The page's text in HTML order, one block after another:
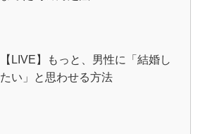
【LIVE】もっと、男性に「結婚し
たい」と思わせる方法